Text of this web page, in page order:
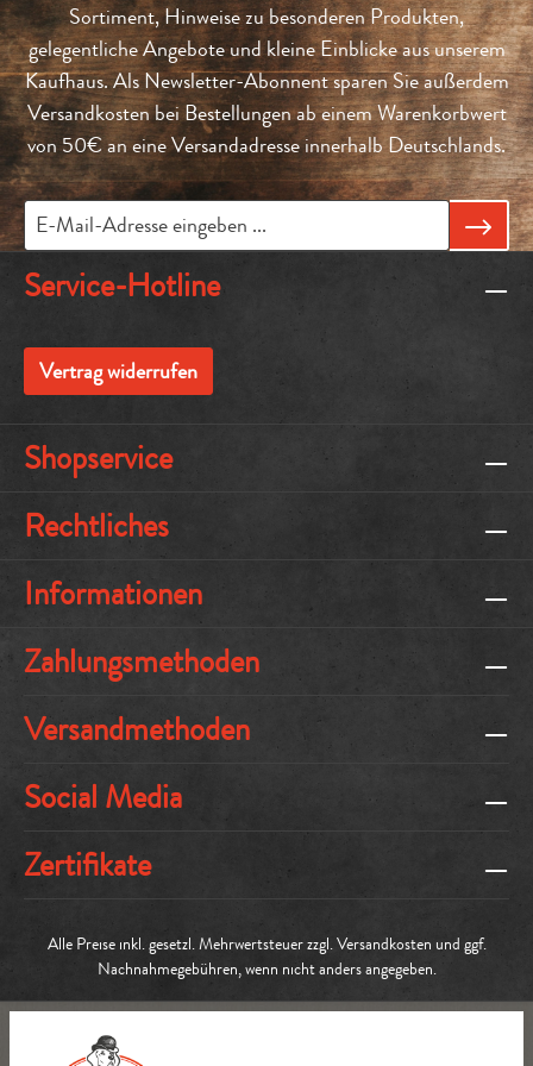
Sortiment, Hinweise zu besonderen Produkten,
gelegentliche Angebote und kleine Einblicke aus unserem
Kaufhaus. Als Newsletter-Abonnent sparen Sie außerdem
Versandkosten bei Bestellungen ab einem Warenkorbwert
von 50€ an eine Versandadresse innerhalb Deutschlands.
Service-Hotline
Vertrag widerrufen
Shopservice
Rechtliches
Informationen
Zahlungsmethoden
Versandmethoden
Social Media
Zertifikate
Alle Preise inkl. gesetzl. Mehrwertsteuer zzgl.Versandkosten und ggf.
Nachnahmegebühren, wenn nicht anders angegeben.